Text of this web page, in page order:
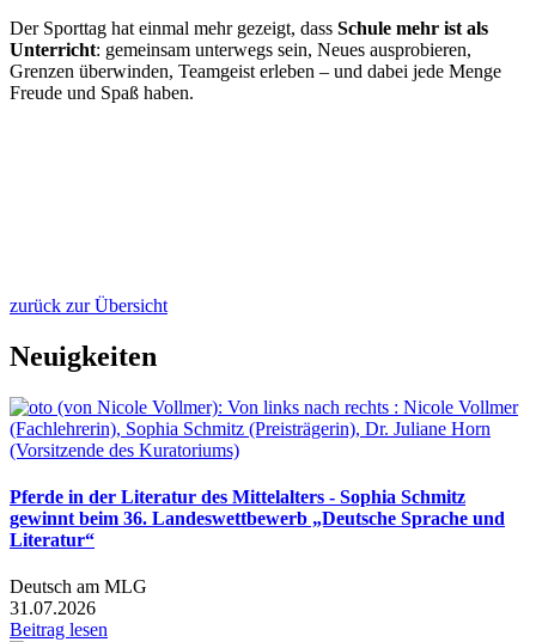
Der Sporttag hat einmal mehr gezeigt, dass Schule mehr ist als
Unterricht: gemeinsam unterwegs sein, Neues ausprobieren,
Grenzen überwinden, Teamgeist erleben – und dabei jede Menge
Freude und Spaß haben.
zurück zur Übersicht
Neuigkeiten
Pferde in der Literatur des Mittelalters - Sophia Schmitz
gewinnt beim 36. Landeswettbewerb „Deutsche Sprache und
Literatur“
Deutsch am MLG
31.07.2026
Beitrag lesen